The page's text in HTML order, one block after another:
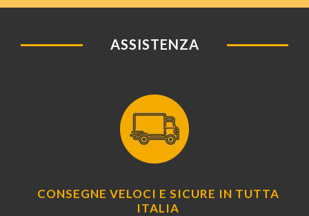
ASSISTENZA
CONSEGNE VELOCI E SICURE IN TUTTA
ITALIA